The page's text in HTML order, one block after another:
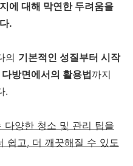
에 대해 막연한 두려움을
.
의 기본적인 성질부터 시작
방면에서의 활용법까지
.
다양한 청소 및 관리 팁을
쉽고, 더 깨끗해질 수 있도